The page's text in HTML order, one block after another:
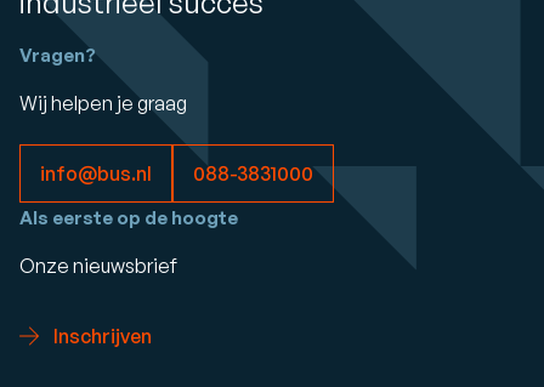
Vragen?
Wij helpen je graag
info@bus.nl 088-3831000
Als eerste op de hoogte
Onze nieuwsbrief
Inschrijven